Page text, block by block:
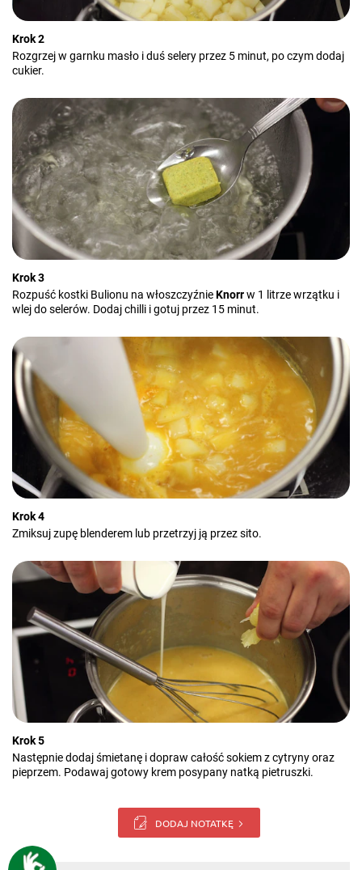
Krok 2
Rozgrzej w garnku masło i duś selery przez 5 minut, po czym dodaj
cukier.
Krok 3
Rozpuść kostki Bulionu na włoszczyźnieKnorrw 1 litrze wrzątku i
wlej do selerów. Dodaj chilli i gotuj przez 15 minut.
Krok 4
Zmiksuj zupę blenderem lub przetrzyj ją przez sito.
Krok 5
Następnie dodaj śmietanę i dopraw całość sokiem z cytryny oraz
pieprzem. Podawaj gotowy krem posypany natką pietruszki.
DODAJ NOTATKĘ